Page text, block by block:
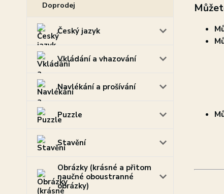
Doprodej
Český jazyk
Vkládání a vhazování
Navlékání a prošívání
Puzzle
Stavění
Obrázky (krásné a přitom
naučné oboustranné
obrázky)